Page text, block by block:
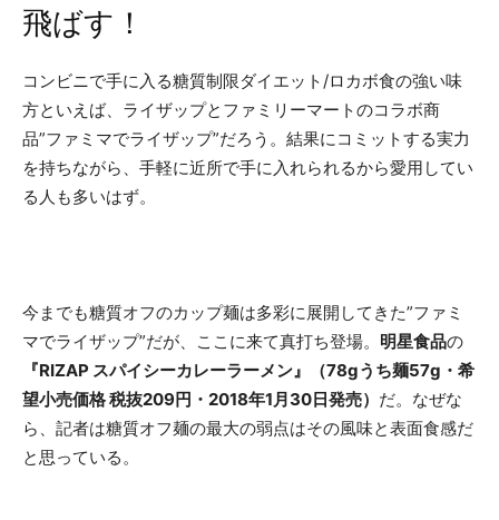
飛ばす！
コンビニで手に入る糖質制限ダイエット/ロカボ食の強い味
方といえば、ライザップとファミリーマートのコラボ商
品”ファミマでライザップ”だろう。結果にコミットする実力
を持ちながら、手軽に近所で手に入れられるから愛用してい
る人も多いはず。
今までも糖質オフのカップ麺は多彩に展開してきた”ファミ
マでライザップ”だが、ここに来て真打ち登場。 明星食品の
『RIZAP スパイシーカレーラーメン』（78gうち麺57g・希
望小売価格 税抜209円・2018年1月30日発売） だ。なぜな
ら、記者は糖質オフ麺の最大の弱点はその風味と表面食感だ
と思っている。